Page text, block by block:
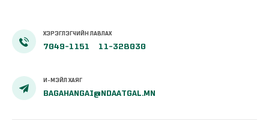
зохион
байгуулав
ХЭРЭГЛЭГЧИЙН ЛАВЛАХ
7049-1151 11-328030
И-МЭЙЛ ХАЯГ
BAGAHANGAI@NDAATGAL.MN